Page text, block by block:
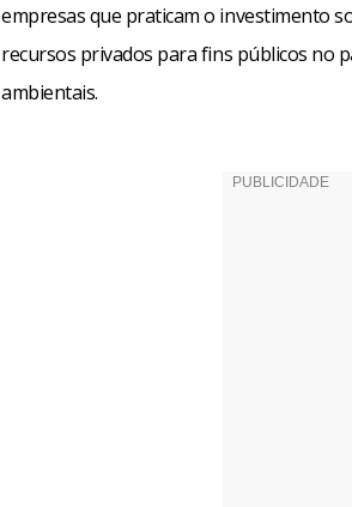
empresas que praticam o investimento
recursos privados para fins públicos no
ambientais.